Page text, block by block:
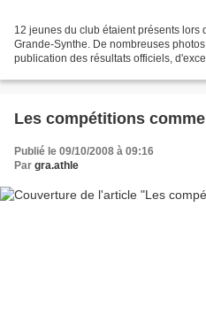
12 jeunes du club étaient présents lors
Grande-Synthe. De nombreuses
publication des résultats officiels,
Les compétitions
Publié le 09/10/2008 à 09:16
Par gra.athle